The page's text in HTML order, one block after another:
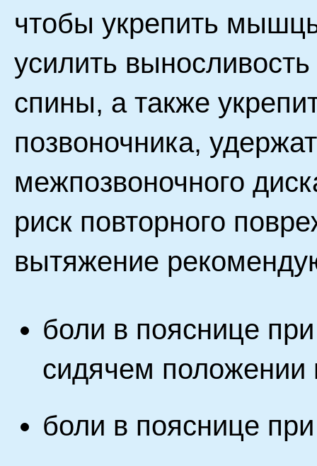
чтобы укрепить
усилить
спины, а также
позвоночника,
межпозвоночного
риск повторного
вытяжение
боли в пояснице
сидячем положении
боли в пояснице